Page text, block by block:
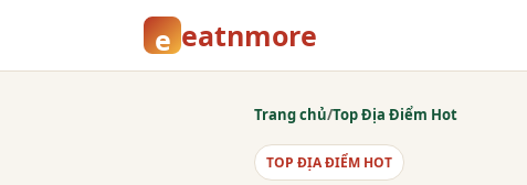
e eatnmore
Trang chủ/Top Địa Điểm Hot
TOP ĐỊA ĐIỂM HOT